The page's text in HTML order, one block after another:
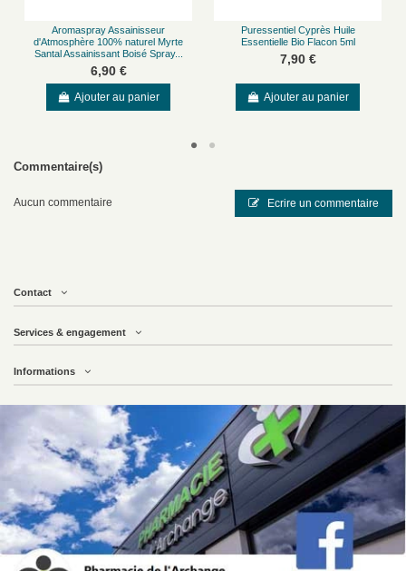
de la peau.
Conseils d'utilisation
L'huile essentielle bio de Myrte peut être utilisée :
par application cutanée
Les huiles essentielles sont des concentrés d'actifs naturels très puissants. Il
est recommandé de suivre attentivement les usages conseillés pour chacune
Le format 5 ml permet aussi d'associer facilement plusieurs huiles
application cutanée, pensez toujours à diluer l'huile essentielle de
myrte dans une huile végétale avant de l'appliquer sur la peau,
notamment si elle est sensible.
Notre avis
Un choix judicieux pour qui veut tester cette huile essentielle polyvalente
avant d'en acheter un plus grand volume, ou pour la glisser dans une trousse
de voyage sans dépasser les 100 ml réglementaires en cabine.
Aromaspray Assainisseur
d'Atmosphère 100% naturel Myrte
Santal Assainissant Boisé Spray...
6,90 €
Ajouter au panier
Puressentiel Cyprès Huile
Essentielle Bio Flacon 5ml
7,90 €
Ajouter au panier
Commentaire(s)
Aucun commentaire Ecrire un commentaire
Contact
Services & engagement
Informations